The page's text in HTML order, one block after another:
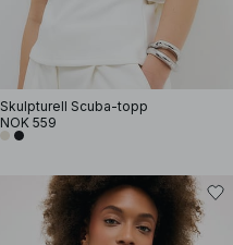
Skulpturell Scuba-topp
NOK 559